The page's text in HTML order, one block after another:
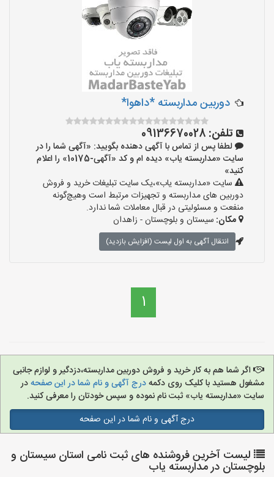
دوربین مداربسته *داهوا*
تلفن: 09136670028
لطفا پس از تماس با آگهی دهنده بگویید: «آگهی شما را در
سایت «مداربسته یاب» دیده ام و کد «آگهی-10175» را اعلام
کنید»
سایت «مداربسته یاب»،یک سایت تبلیغات خرید و فروش
دوربین های مداربسته و تجهیزات مرتبط است وهیچ‌گونه
منفعت و مسئولیتی در قبال معاملات شما ندارد.
مکان: سیستان و بلوچستان - زاهدان
انتقال آگهی به اول لیست (افزایش بازدید)
1
اگر شما هم به کار خرید و فروش دوربین مداربسته،دزدگیر و لوازم جانبی
مشغول هستید با کلیک روی دکمهدرج آگهی و نام شما در این صفحهدر
سایت «مداربسته یاب» ثبت نام نموده و سپس خودتان را معرفی کنید.
درج آگهی و نام شما در این صفحه
لیست آخرین فروشنده های ثبت نامی استان سیستان و
بلوچستان در مداربسته یاب